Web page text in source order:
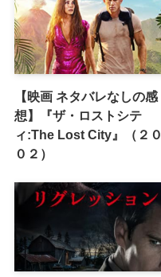
【映画 ネタバレなしの感
想】『ザ・ロストシテ
ィ:The Lost City』（２０
０２）